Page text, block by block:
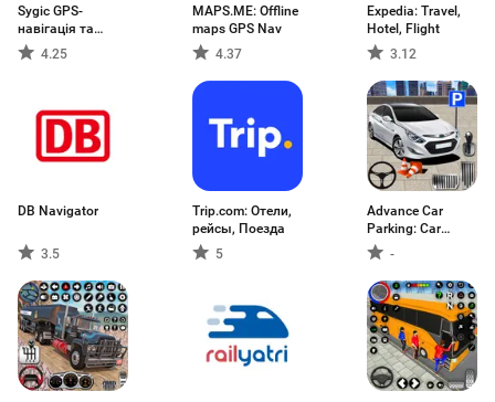
Sygic GPS-
навігація та
карти4.25
MAPS.ME: Offline
maps GPS Nav
4.37
Expedia: Travel,
Hotel, Flight
3.12
DB Navigator
3.5
Trip.com: Отели,
рейсы, Поезда
5
Advance Car
Parking: Car
Games
-